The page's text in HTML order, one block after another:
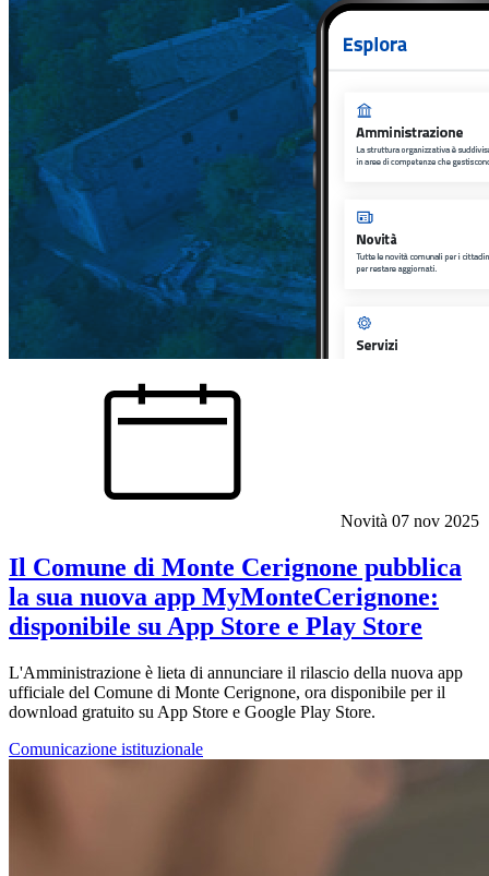
Novità 07 nov 2025
Il Comune di Monte Cerignone pubblica
la sua nuova app MyMonteCerignone:
disponibile su App Store e Play Store
L'Amministrazione è lieta di annunciare il rilascio della nuova app
ufficiale del Comune di Monte Cerignone, ora disponibile per il
download gratuito su App Store e Google Play Store.
Comunicazione istituzionale